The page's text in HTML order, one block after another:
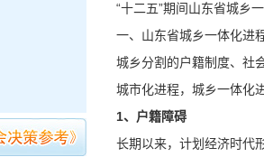
“十二五”期间山东省城乡
一、山东省城乡一体化进
城乡分割的户籍制度、社
城市化进程，城乡一体化
1、户籍障碍
长期以来，计划经济时代